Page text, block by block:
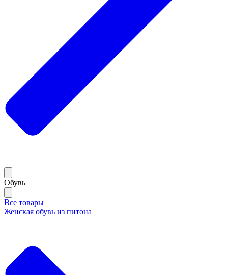
Обувь
Все товары
Женская обувь из питона